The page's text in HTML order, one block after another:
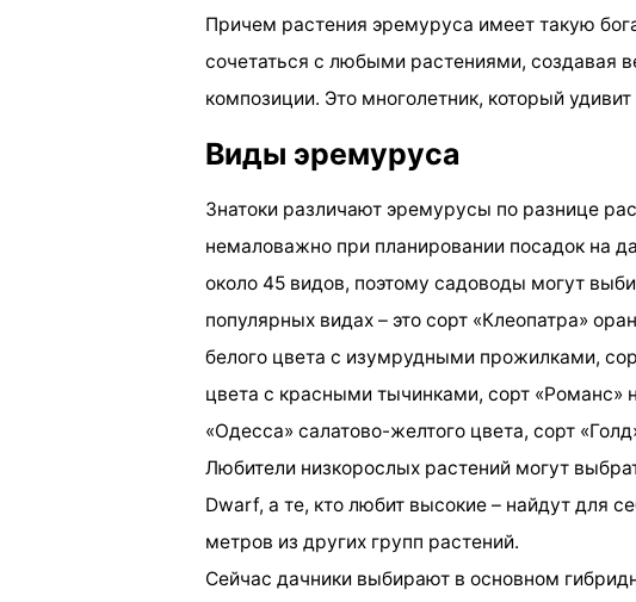
Причем растения эремуруса имеет такую
сочетаться с любыми растениями, создавая
композиции. Это многолетник, который
Виды эремуруса
Знатоки различают эремурусы по разнице
немаловажно при планировании посадок на
около 45 видов, поэтому садоводы могут
популярных видах – это сорт «Клеопатра»
белого цвета с изумрудными прожилками,
цвета с красными тычинками, сорт «Романс»
«Одесса» салатово-желтого цвета, сорт
Любители низкорослых растений могут
Dwarf, а те, кто любит высокие – найдут для
метров из других групп растений.
Сейчас дачники выбирают в основном